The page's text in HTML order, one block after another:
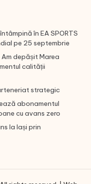
în EA SPORTS
pe 25 septembrie
depășit Marea
calității
strategic
abonamentul
cu avans zero
la Iași prin